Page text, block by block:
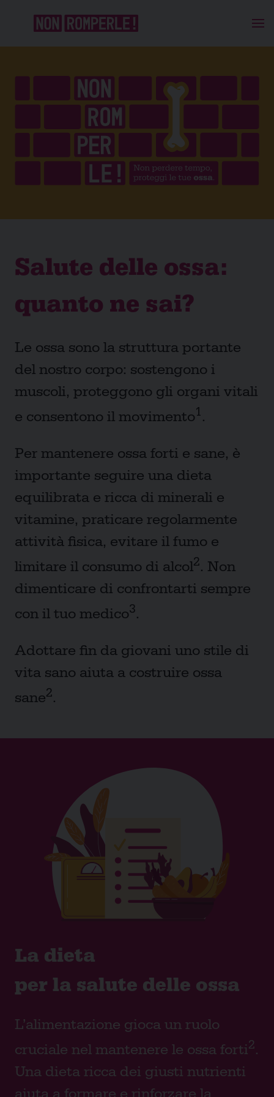
Salute delle ossa:
quanto ne sai?
Le ossa sono la struttura portante
del nostro corpo: sostengono i
muscoli, proteggono gli organi vitali
e consentono il movimento1.
Per mantenere ossa forti e sane, è
importante seguire una dieta
equilibrata e ricca di minerali e
vitamine, praticare regolarmente
attività fisica, evitare il fumo e
limitare il consumo di alcol2. Non
dimenticare di confrontarti sempre
con il tuo medico3.
Adottare fin da giovani uno stile di
vita sano aiuta a costruire ossa
sane2.
La dieta
per la salute delle ossa
L’alimentazione gioca un ruolo
cruciale nel mantenere le ossa forti2.
Una dieta ricca dei giusti nutrienti
aiuta a formare e rinforzare la